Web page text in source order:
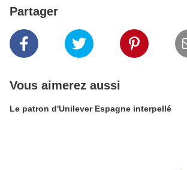
Partager
Vous aimerez aussi
Le patron d'Unilever Espagne interpellé